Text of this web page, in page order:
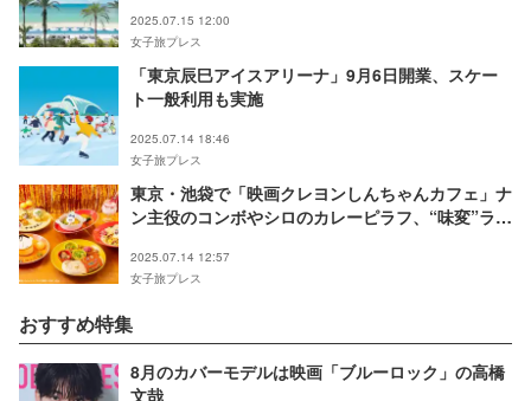
2025.07.15 12:00
女子旅プレス
「東京辰巳アイスアリーナ」9月6日開業、スケー
ト一般利用も実施
2025.07.14 18:46
女子旅プレス
東京・池袋で「映画クレヨンしんちゃんカフェ」ナ
ン主役のコンボやシロのカレーピラフ、“味変”ラッ
2025.07.14 12:57
女子旅プレス
おすすめ特集
8月のカバーモデルは映画「ブルーロック」の高橋
文哉